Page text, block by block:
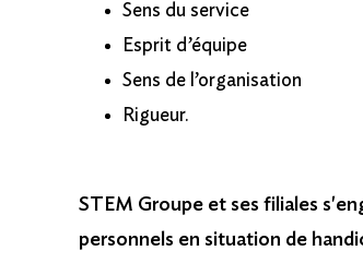
Sens du service
Esprit d’équipe
Sens de l’organisation
Rigueur.
STEM Groupe et ses filiales
personnels en situation de